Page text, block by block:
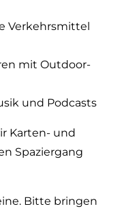
Verkehrsmittel
mit Outdoor-
und Podcasts
Karten- und
Spaziergang
Bitte bringen